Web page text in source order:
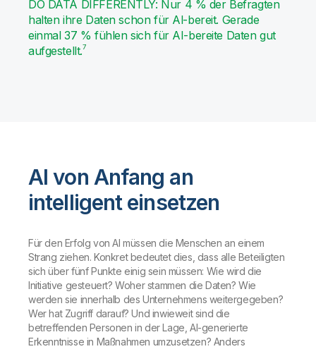
DO DATA DIFFERENTLY: Nur 4 % der Befragten
halten ihre Daten schon für Al-bereit. Gerade
einmal 37 % fühlen sich für AI-bereite Daten gut
aufgestellt.7
AI von Anfang an
intelligent einsetzen
Für den Erfolg von AI müssen die Menschen an einem
Strang ziehen. Konkret bedeutet dies, dass alle Beteiligten
sich über fünf Punkte einig sein müssen: Wie wird die
Initiative gesteuert? Woher stammen die Daten? Wie
werden sie innerhalb des Unternehmens weitergegeben?
Wer hat Zugriff darauf? Und inwieweit sind die
betreffenden Personen in der Lage, AI-generierte
Erkenntnisse in Maßnahmen umzusetzen? Anders